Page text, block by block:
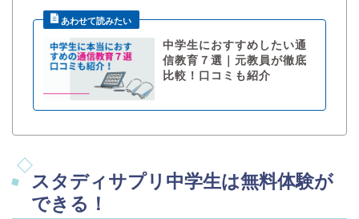
中学生におすすめしたい通
信教育７選｜元教員が徹底
比較！口コミも紹介
スタディサプリ中学生は無料体験が
できる！